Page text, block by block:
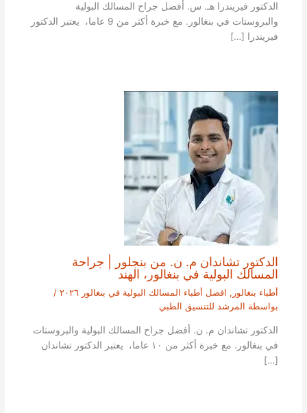
الدكتور فيريندرا هـ. س. أفضل جراح المسالك البولية
والبروستات في بنغالور. مع خبرة أكثر من 9 عاما، يعتبر الدكتور
فيريندرا […]
الدكتور تشاندان م. ن. من بنجلور | جراحة
المسالك البولية في بنغالور، الهند
أطباء بنغالور , افضل أطباء المسالك البولية في بنغالور ٢٠٢٦
/
بواسطة المرشد للتنسيق الطبي
الدكتور تشاندان م. ن. أفضل جراح المسالك البولية والبروستات
في بنغالور. مع خبرة أكثر من ١٠ عاما، يعتبر الدكتور تشاندان
[…]